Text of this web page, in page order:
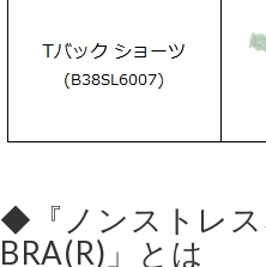
◆『ノンストレス
BRA(R)」とは